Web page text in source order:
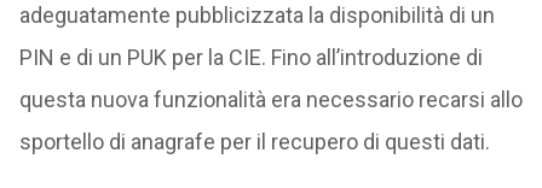
adeguatamente pubblicizzata la disponibilità di un
PIN e di un PUK per la CIE. Fino all’introduzione di
questa nuova funzionalità era necessario recarsi allo
sportello di anagrafe per il recupero di questi dati.